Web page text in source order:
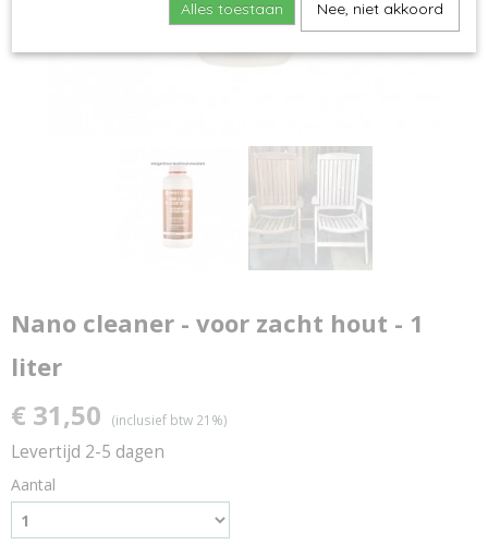
Nano cleaner - voor zacht hout - 1
liter
€ 31,50 (inclusief btw 21%)
Levertijd 2-5 dagen
Aantal
Alles toestaan Nee, niet akkoord